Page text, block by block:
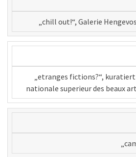
„chill out!“, Galerie
„etranges fictions?“,
nationale superieur des beaux